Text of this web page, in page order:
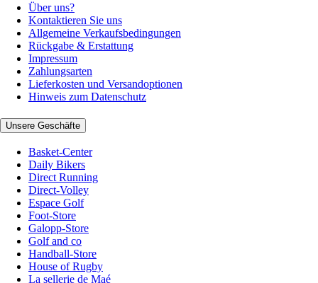
Über uns?
Kontaktieren Sie uns
Allgemeine Verkaufsbedingungen
Rückgabe & Erstattung
Impressum
Zahlungsarten
Lieferkosten und Versandoptionen
Hinweis zum Datenschutz
Unsere Geschäfte
Basket-Center
Daily Bikers
Direct Running
Direct-Volley
Espace Golf
Foot-Store
Galopp-Store
Golf and co
Handball-Store
House of Rugby
La sellerie de Maé